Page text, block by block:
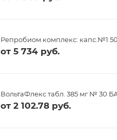
Репробиом комплекс: капс.№1
от 5 734 руб.
ВольтаФлекс табл. 385 мг № 30
от 2 102.78 руб.